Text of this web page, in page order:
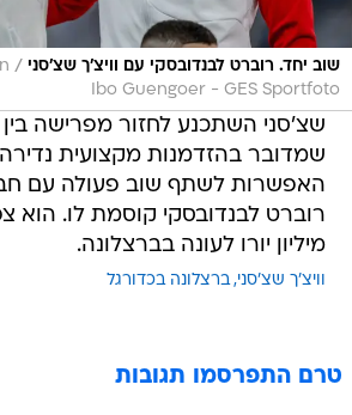
שוב יחד. רוברט לבנדובסקי עם וויצ'ך שצ'סני /
Ibo Guengoer - GES Sportfoto
שצ'סני השתכנע לחזור מפרישה
שמדובר בהזדמנות מקצועית נדירה
האפשרות לשתף שוב פעולה עם
מיליון יורו לעונה בברצלונה.
וויצ'ך שצ'סני ברצלונה בכדורגל
טרם התפרסמו תגובות